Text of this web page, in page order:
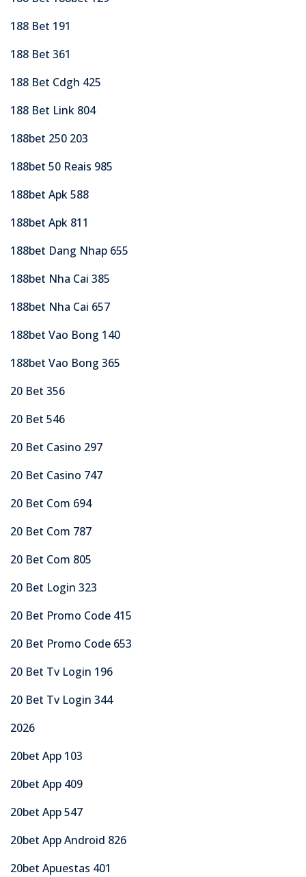
188 Bet 191
188 Bet 361
188 Bet Cdgh 425
188 Bet Link 804
188bet 250 203
188bet 50 Reais 985
188bet Apk 588
188bet Apk 811
188bet Dang Nhap 655
188bet Nha Cai 385
188bet Nha Cai 657
188bet Vao Bong 140
188bet Vao Bong 365
20 Bet 356
20 Bet 546
20 Bet Casino 297
20 Bet Casino 747
20 Bet Com 694
20 Bet Com 787
20 Bet Com 805
20 Bet Login 323
20 Bet Promo Code 415
20 Bet Promo Code 653
20 Bet Tv Login 196
20 Bet Tv Login 344
2026
20bet App 103
20bet App 409
20bet App 547
20bet App Android 826
20bet Apuestas 401